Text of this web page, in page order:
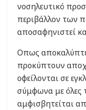
νοσηλευτικό
περιβάλλον των
αποσαφηνιστεί
Οπως
προκύπτουν
οφείλονται σε
σύμφωνα με όλες
αμφισβητείται